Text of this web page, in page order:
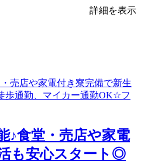
詳細を表示
♪食堂・売店や家電
も安心スタート◎